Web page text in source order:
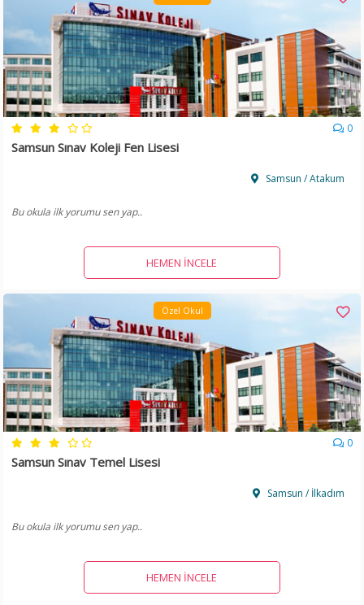
0
Samsun Sınav Koleji Fen Lisesi
Samsun / Atakum
Bu okula ilk yorumu sen yap..
HEMEN İNCELE
Özel Okul
0
Samsun Sınav Temel Lisesi
Samsun / İlkadım
Bu okula ilk yorumu sen yap..
HEMEN İNCELE